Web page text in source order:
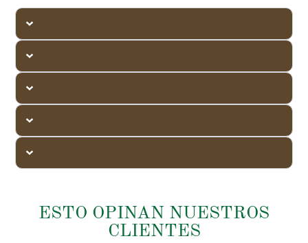
ESTO OPINAN NUESTROS
CLIENTES